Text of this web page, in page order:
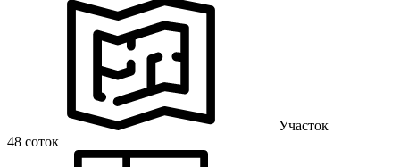
Участок
48 соток